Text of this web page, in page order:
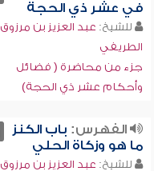
في عشر ذي الحجة
للشيخ: عبد العزيز بن مرزوق
الطريفي
جزء من محاضرة ( فضائل
وأحكام عشر ذي الحجة)
الفهرس: باب الكنز
ما هو وزكاة الحلي
للشيخ: عبد العزيز بن مرزوق